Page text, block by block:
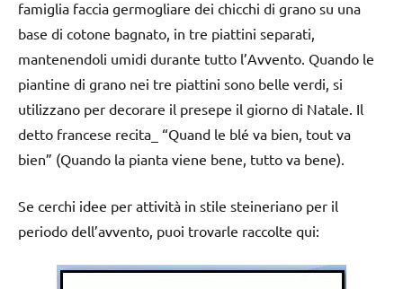
famiglia faccia germogliare dei chicchi di grano su una
base di cotone bagnato, in tre piattini separati,
mantenendoli umidi durante tutto l’Avvento. Quando le
piantine di grano nei tre piattini sono belle verdi, si
utilizzano per decorare il presepe il giorno di Natale. Il
detto francese recita_ “Quand le blé va bien, tout va
bien” (Quando la pianta viene bene, tutto va bene).
Se cerchi idee per attività in stile steineriano per il
periodo dell’avvento, puoi trovarle raccolte qui: